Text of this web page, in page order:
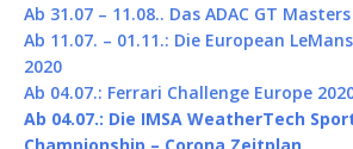
Ab 31.07 – 11.08.. Das ADAC GT
Ab 11.07. – 01.11.: Die European
2020
Ab 04.07.: Ferrari Challenge Europe
Ab 04.07.: Die IMSA WeatherTech